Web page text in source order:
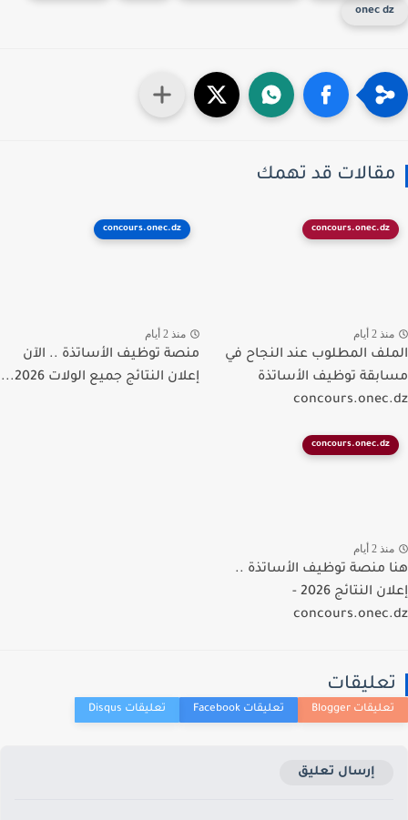
onec
قد تهمك
concours.onec.dz
2 أيام
المطلوب عند النجاح في
توظيف الأساتذة
concours.onec.dz
منذ 2 أيام
منصة توظيف الأساتذة .. الآن
إعلان النتائج جميع الولات 2026...
concours.onec.dz
2 أيام
منصة توظيف الأساتذة ..
إعلان النتائج 2026 -
إرسال تعليق